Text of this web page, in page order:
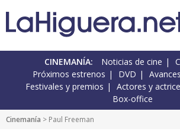
CINEMANÍA: Noticias de cine
Próximos estrenos
DVD Avances
Festivales y premios
Actores y
Box-office
Cinemanía > Paul Freeman